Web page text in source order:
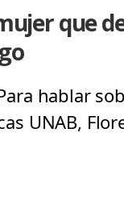
que
hablar
UNAB,